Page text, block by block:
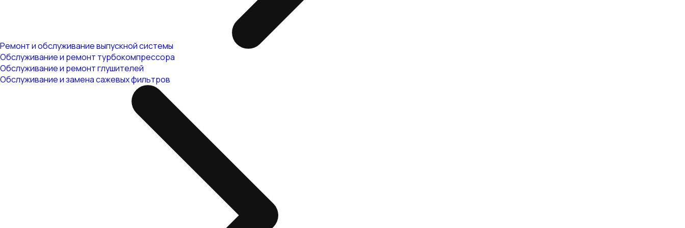
Ремонт и обслуживание выпускной системы
Обслуживание и ремонт турбокомпрессора
Обслуживание и ремонт глушителей
Обслуживание и замена сажевых фильтров